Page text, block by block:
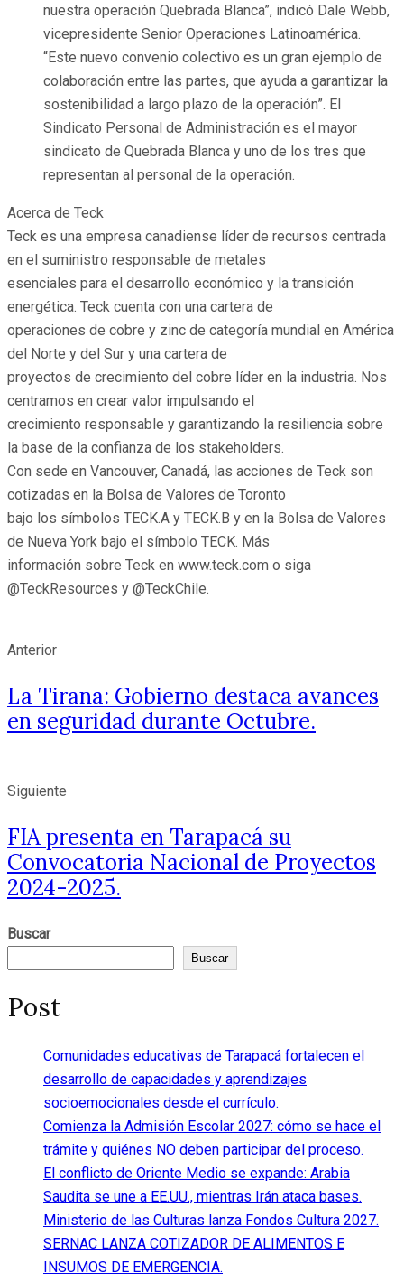
nuestra operación Quebrada Blanca”, indicó Dale Webb,
vicepresidente Senior Operaciones Latinoamérica.
“Este nuevo convenio colectivo es un gran ejemplo de
colaboración entre las partes, que ayuda a garantizar la
sostenibilidad a largo plazo de la operación”. El
Sindicato Personal de Administración es el mayor
sindicato de Quebrada Blanca y uno de los tres que
representan al personal de la operación.
Acerca de Teck
Teck es una empresa canadiense líder de recursos centrada
en el suministro responsable de metales
esenciales para el desarrollo económico y la transición
energética. Teck cuenta con una cartera de
operaciones de cobre y zinc de categoría mundial en América
del Norte y del Sur y una cartera de
proyectos de crecimiento del cobre líder en la industria. Nos
centramos en crear valor impulsando el
crecimiento responsable y garantizando la resiliencia sobre
la base de la confianza de los stakeholders.
Con sede en Vancouver, Canadá, las acciones de Teck son
cotizadas en la Bolsa de Valores de Toronto
bajo los símbolos TECK.A y TECK.B y en la Bolsa de Valores
de Nueva York bajo el símbolo TECK. Más
información sobre Teck en www.teck.com o siga
@TeckResources y @TeckChile.
Anterior
La Tirana: Gobierno destaca avances
en seguridad durante Octubre.
Siguiente
FIA presenta en Tarapacá su
Convocatoria Nacional de Proyectos
2024-2025.
Buscar
Buscar
Post
Comunidades educativas de Tarapacá fortalecen el
desarrollo de capacidades y aprendizajes
socioemocionales desde el currículo.
Comienza la Admisión Escolar 2027: cómo se hace el
trámite y quiénes NO deben participar del proceso.
El conflicto de Oriente Medio se expande: Arabia
Saudita se une a EE.UU., mientras Irán ataca bases.
Ministerio de las Culturas lanza Fondos Cultura 2027.
SERNAC LANZA COTIZADOR DE ALIMENTOS E
INSUMOS DE EMERGENCIA.